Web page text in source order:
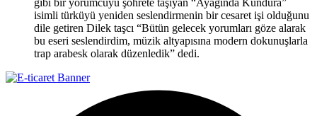
gibi bir yorumcuyu şöhrete taşıyan “Ayağında Kundura”
isimli türküyü yeniden seslendirmenin bir cesaret işi olduğunu
dile getiren Dilek taşcı “Bütün gelecek yorumları göze alarak
bu eseri seslendirdim, müzik altyapısına modern dokunuşlarla
trap arabesk olarak düzenledik” dedi.